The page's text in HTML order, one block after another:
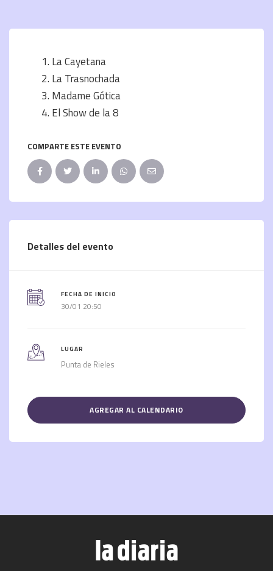
La Cayetana
La Trasnochada
Madame Gótica
El Show de la 8
COMPARTE ESTE EVENTO
Detalles del evento
FECHA DE INICIO
30/01 20:50
LUGAR
Punta de Rieles
AGREGAR AL CALENDARIO